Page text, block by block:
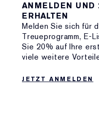
ANMELDEN UND
ERHALTEN
Melden Sie sich für
Treueprogramm, E-
Sie 20% auf Ihre
viele weitere
JETZT ANMELDEN